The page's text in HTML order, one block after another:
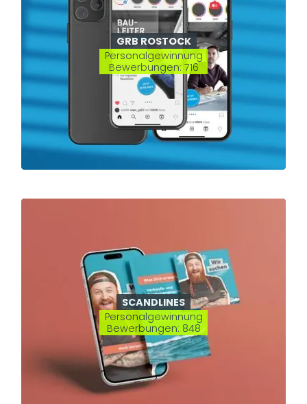
GRB ROSTOCK
Personalgewinnung
Bewerbungen: 716
SCANDLINES
Personalgewinnung
Bewerbungen: 848